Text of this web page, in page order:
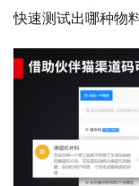
快速测试出哪种物